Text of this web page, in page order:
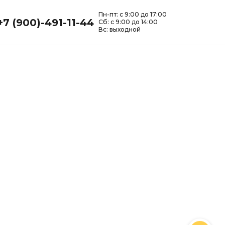
Пн-пт: с 9:00 до 17:00
Сб: с 9:00 до 14:00
Вс: выходной
(900)-491-11-44
без выходных 9:00-21:00
8 800-123-45-
67